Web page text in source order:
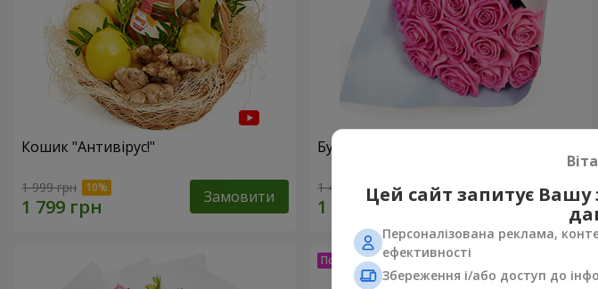
Кошик "Антивірус!"
1 999 грн Замовити
Букет "15 рожевих троянд"
1 481 грн Замовити
Цей сайт запитує
Персоналізована реклама,
ефективності
Збереження і/або доступ до